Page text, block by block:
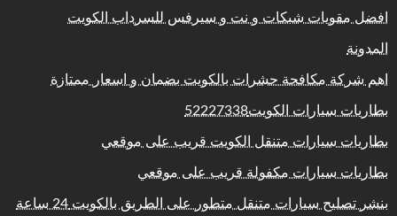
افضل مقويات شبكات و نت و سيرفس للسرداب الكويت
المدونة
اهم شركة مكافحة حشرات بالكويت بضمان و اسعار ممتازة
بطاريات سيارات الكويت52227338
بطاريات سيارات متنقل الكويت قريب على موقعي
بطاريات سيارات مكفولة قريب على موقعي
بنشر تصليح سيارات متنقل متطور على الطريق بالكويت 24 ساعة